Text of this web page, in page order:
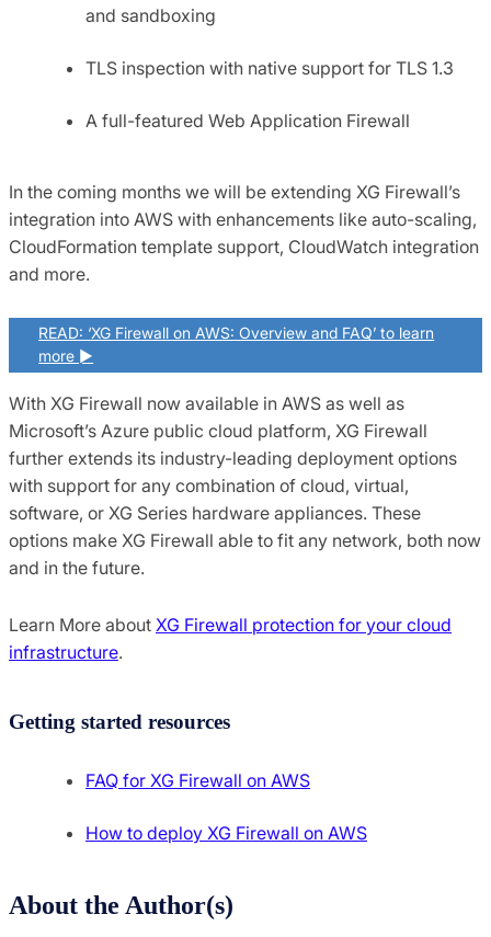
and sandboxing
TLS inspection with native support for TLS 1.3
A full-featured Web Application Firewall
In the coming months we will be extending XG Firewall’s
integration into AWS with enhancements like auto-scaling,
CloudFormation template support, CloudWatch integration
and more.
READ: ‘XG Firewall on AWS: Overview and FAQ’ to learn
more ►
With XG Firewall now available in AWS as well as
Microsoft’s Azure public cloud platform, XG Firewall
further extends its industry-leading deployment options
with support for any combination of cloud, virtual,
software, or XG Series hardware appliances. These
options make XG Firewall able to fit any network, both now
and in the future.
Learn More about XG Firewall protection for your cloud
infrastructure.
Getting started resources
FAQ for XG Firewall on AWS
How to deploy XG Firewall on AWS
About the Author(s)